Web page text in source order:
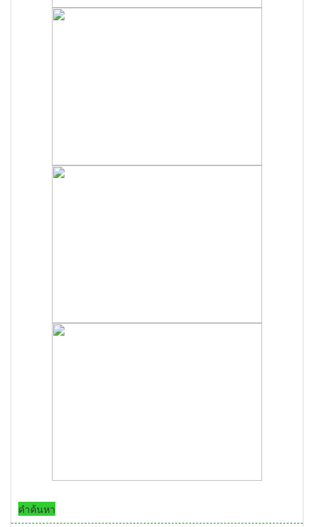
คำค้นหา